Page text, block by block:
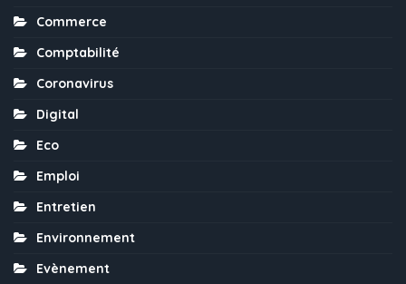
Commerce
Comptabilité
Coronavirus
Digital
Eco
Emploi
Entretien
Environnement
Evènement